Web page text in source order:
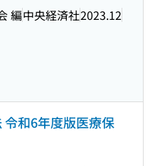
編中央経済社2023.12
令和6年度版医療保